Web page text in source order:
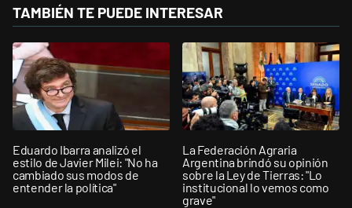
TAMBIÉN TE PUEDE INTERESAR
Eduardo Ibarra analizó el
estilo de Javier Milei: "No ha
cambiado sus modos de
entender la política"
La Federación Agraria
Argentina brindó su opinión
sobre la Ley de Tierras: "Lo
institucional lo vemos como
grave"